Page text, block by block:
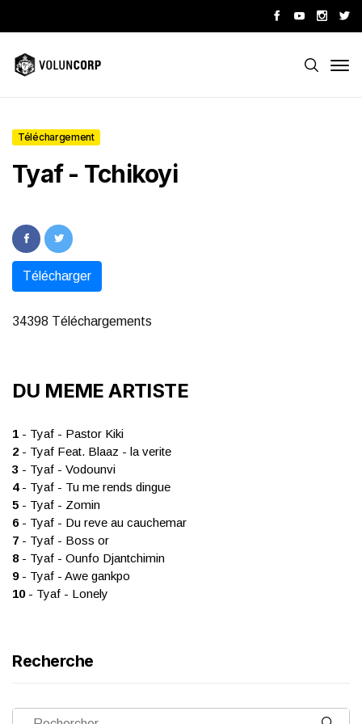
Téléchargement
Tyaf - Tchikoyi
Télécharger
34398 Téléchargements
DU MEME ARTISTE
1 - Tyaf - Pastor Kiki
2 - Tyaf Feat. Blaaz - la verite
3 - Tyaf - Vodounvi
4- Tyaf - Tu me rends dingue
5 - Tyaf - Zomin
6- Tyaf - Du reve au cauchemar
7 - Tyaf - Boss or
8- Tyaf - Ounfo Djantchimin
9- Tyaf - Awe gankpo
10- Tyaf - Lonely
Recherche